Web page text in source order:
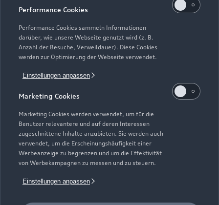
Performance Cookies
Performance Cookies sammeln Informationen
darüber, wie unsere Webseite genutzt wird (z. B.
Anzahl der Besuche, Verweildauer). Diese Cookies
werden zur Optimierung der Webseite verwendet.
Einstellungen anpassen
Marketing Cookies
Marketing Cookies werden verwendet, um für die
Benutzer relevantere und auf deren Interessen
zugeschnittene Inhalte anzubieten. Sie werden auch
verwendet, um die Erscheinungshäufigkeit einer
Werbeanzeige zu begrenzen und um die Effektivität
von Werbekampagnen zu messen und zu steuern.
Einstellungen anpassen
Elektromodelle
Plug-in-Hybride
Neuwagensuche
Gebrauchtwagensuche
Geschäftskunden
Service & Zubehör
Saisonale Angebote
Audi Services
Garantie
Audi digital services
myAudi
Support
Audi Code
Häufige Fragen (FAQ)
Audi Online Beratung
Online-Terminvereinbarung
Servicekontakt
Über Audi
Unternehmen
Karriere
Investor Relations
© 2026 AUDI AG. Alle Rechte vorbehalten
Impressum Rechtliches